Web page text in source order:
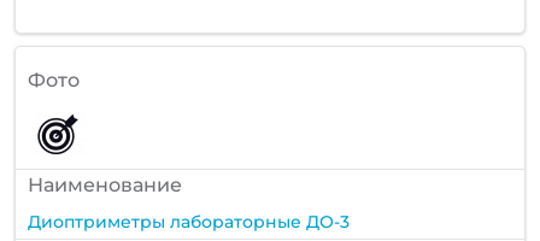
Фото
Наименование
Диоптриметры лабораторные ДО-3